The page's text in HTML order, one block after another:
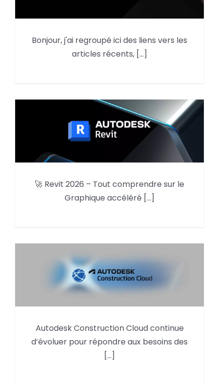
AutoCAD : des réponses par
Aplicit
Bonjour, j'ai regroupé ici des liens vers les
articles récents, [...]
Tout comprendre sur le
Graphique accéléré REVIT 2026
🚀 Revit 2026 – Tout comprendre sur le
Graphique accéléré [...]
Les améliorations ACC prévues
pour Janvier 2026
Autodesk Construction Cloud continue
d’évoluer pour répondre aux besoins des
[...]